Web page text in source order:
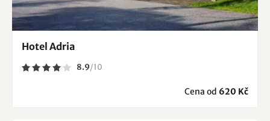
Hotel Adria
8.9/10
Cena od 620 Kč